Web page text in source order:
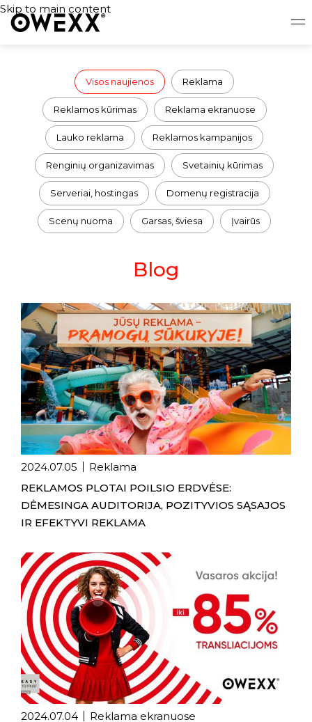
Skip to main content
Visos naujienos Reklama
Reklamos kūrimas Reklama ekranuose
Lauko reklama Reklamos kampanijos
Renginių organizavimas Svetainių kūrimas
Serveriai, hostingas Domenų registracija
Scenų nuoma Garsas, šviesa Įvairūs
Blog
2024.07.05
Reklama
REKLAMOS PLOTAI POILSIO ERDVĖSE:
DĖMESINGA AUDITORIJA, POZITYVIOS SĄSAJOS
IR EFEKTYVI REKLAMA
2024.07.04
Reklama ekranuose